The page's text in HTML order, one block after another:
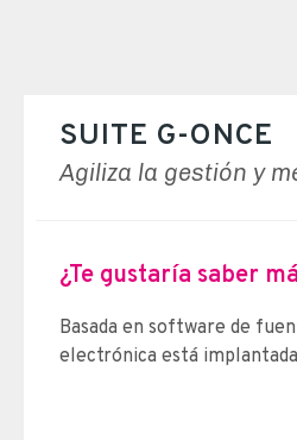
SUITE G-ONCE
Agiliza la gestión y
¿Te gustaría saber
Basada en software de
electrónica está